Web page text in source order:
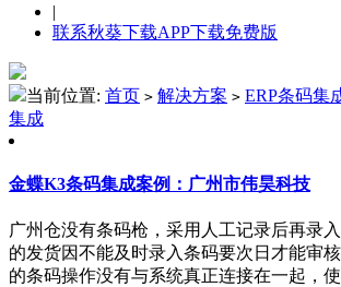
|
联系秋葵下载APP下载免费版
当前位置: 首页 > 解决方案 > ERP条码集
集成
金蝶K3条码集成案例：广州市伟昊科技
广州仓没有条码枪，采用人工记录后再录入金
的发货因不能及时录入条码要次日才能审核
的条码操作没有与系统真正连接在一起，